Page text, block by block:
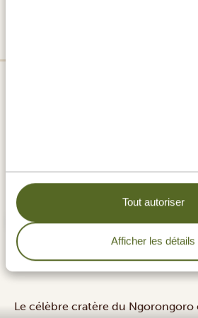
Tout autoriser
Afficher les détails
Le célèbre cratère du Ngorongoro